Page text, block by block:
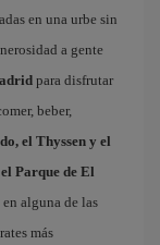
en una urbe sin
a gente
para disfrutar
beber,
el Thyssen y el
Parque de El
alguna de las
más